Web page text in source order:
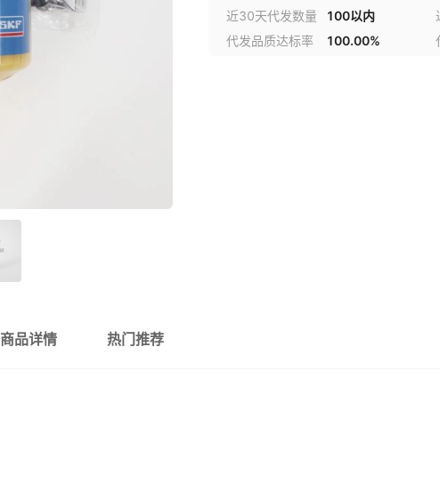
近30天代发数量 100以内
代发品质达标率
100.00%
商品详情 热门推荐